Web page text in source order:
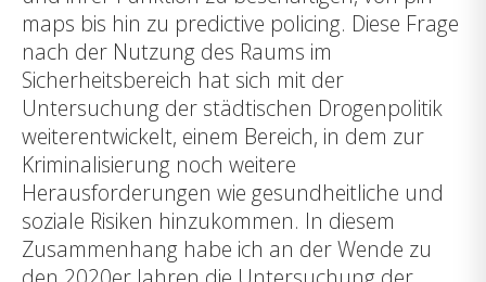
maps bis hin zu predictive policing. Diese Frage
nach der Nutzung des Raums im
Sicherheitsbereich hat sich mit der
Untersuchung der städtischen Drogenpolitik
weiterentwickelt, einem Bereich, in dem zur
Kriminalisierung noch weitere
Herausforderungen wie gesundheitliche und
soziale Risiken hinzukommen. In diesem
Zusammenhang habe ich an der Wende zu